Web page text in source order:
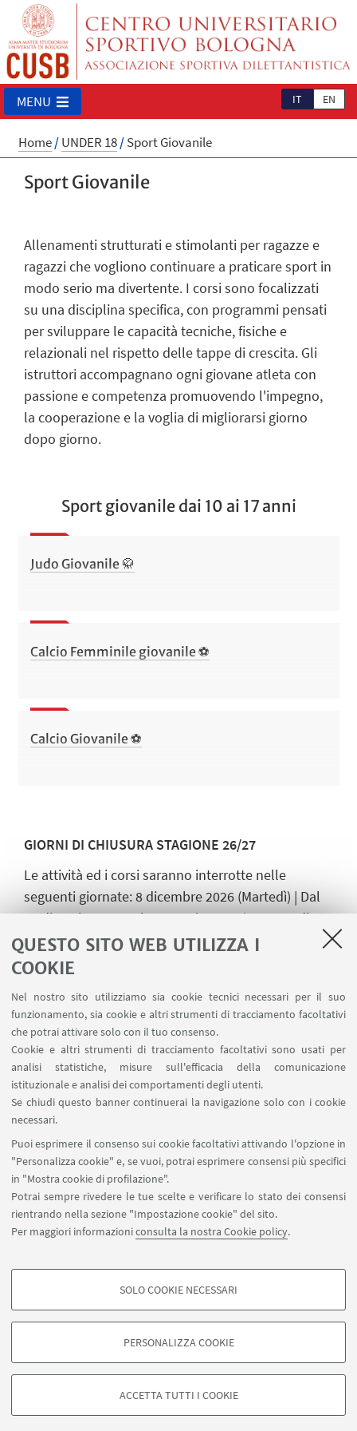
QUESTO SITO WEB UTILIZZA I
COOKIE
Nel nostro sito utilizziamo sia cookie tecnici necessari per il suo
funzionamento, sia cookie e altri strumenti di tracciamento facoltativi
che potrai attivare solo con il tuo consenso.
Cookie e altri strumenti di tracciamento facoltativi sono usati per
analisi statistiche, misure sull'efficacia della comunicazione
istituzionale e analisi dei comportamenti degli utenti.
Se chiudi questo banner continuerai la navigazione solo con i cookie
necessari.
Puoi esprimere il consenso sui cookie facoltativi attivando l'opzione in
"Personalizza cookie" e, se vuoi, potrai esprimere consensi più specifici
in "Mostra cookie di profilazione".
Potrai sempre rivedere le tue scelte e verificare lo stato dei consensi
rientrando nella sezione "Impostazione cookie" del sito.
Per maggiori informazioniconsulta la nostra Cookie policy.
COOKIE DI PROFILAZIONE - FACOLTATIVI
degli utenti, creare profili in base al loro comportamento sul sito, per analisi
di marketing.
Google/Youtube Video
SOLO COOKIE NECESSARI
PERSONALIZZA COOKIE
ACCETTA TUTTI I COOKIE
IT EN
MENU
Home/UNDER 18/Sport Giovanile
Sport Giovanile
Allenamenti strutturati e stimolanti per ragazze e
ragazzi che vogliono continuare a praticare sport in
modo serio ma divertente. I corsi sono focalizzati
su una disciplina specifica, con programmi pensati
per sviluppare le capacità tecniche, fisiche e
relazionali nel rispetto delle tappe di crescita. Gli
istruttori accompagnano ogni giovane atleta con
passione e competenza promuovendo l'impegno,
la cooperazione e la voglia di migliorarsi giorno
dopo giorno.
Sport giovanile dai 10 ai 17 anni
Judo Giovanile 🥋
Calcio Femminile giovanile ⚽
Calcio Giovanile ⚽
GIORNI DI CHIUSURA STAGIONE 26/27
Le attività ed i corsi saranno interrotte nelle
seguenti giornate: 8 dicembre 2026 (Martedì) | Dal
21 dicembre 2026 al 6 gennaio 2027 (Vacanze di
Natale) | Dal 25 al 30 marzo 2027 (Vacanze di
Pasqua) | 2 giugno 2027 (Mercoledì). Termine delle
CONTATTI
Segreteria Corsi di Avviamento
allo Sport dai 3 ai 10 anni
Vai al sito
Seguici su:
©Copyright 2026 - ALMA MATER STUDIORUM - Università di
Privacy- Note legali-Impostazioni Cookie